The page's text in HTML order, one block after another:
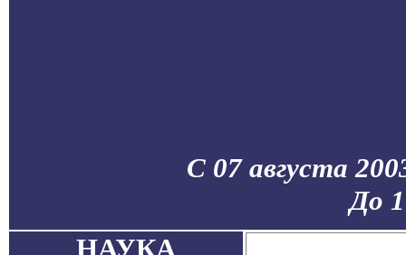
С 07 августа
До
НАУКА